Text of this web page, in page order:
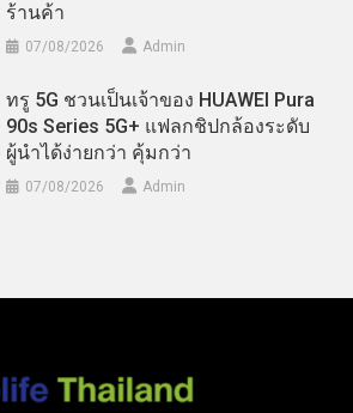
ร้านค้า
07/08/2026 Admin
ทรู 5G ชวนเป็นเจ้าของ HUAWEI Pura
90s Series 5G+ แฟลกชิปกล้องระดับ
ผู้นำได้ง่ายกว่า คุ้มกว่า
07/08/2026 Admin